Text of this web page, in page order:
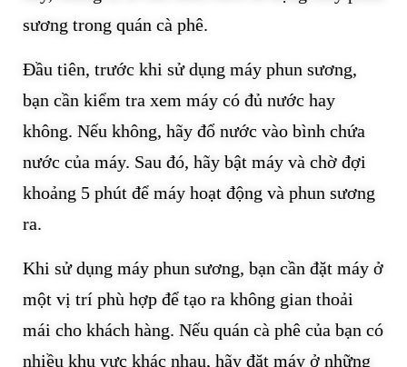
sương trong quán cà phê.
Đầu tiên, trước khi sử dụng máy phun sương,
bạn cần kiểm tra xem máy có đủ nước hay
không. Nếu không, hãy đổ nước vào bình chứa
nước của máy. Sau đó, hãy bật máy và chờ đợi
khoảng 5 phút để máy hoạt động và phun sương
ra.
Khi sử dụng máy phun sương, bạn cần đặt máy ở
một vị trí phù hợp để tạo ra không gian thoải
mái cho khách hàng. Nếu quán cà phê của bạn có
nhiều khu vực khác nhau, hãy đặt máy ở những